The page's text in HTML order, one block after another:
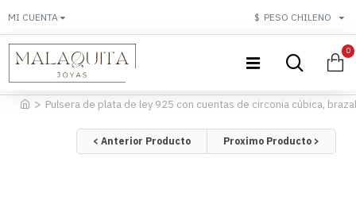
MI CUENTA $ PESO CHILENO
0
Pulsera de plata de ley 925 con cuentas de circonia cúbica,
< Anterior Producto Proximo Producto >